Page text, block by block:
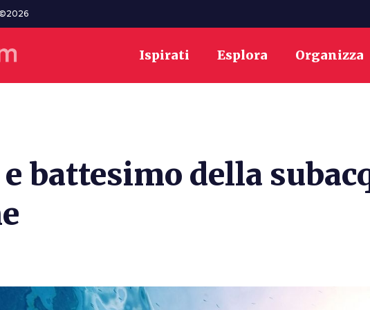
Ispirati Esplora Organizza
battesimo della